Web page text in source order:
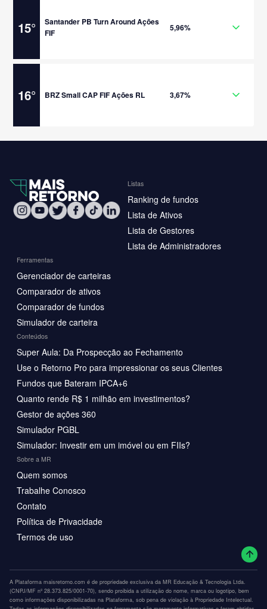
15°
Santander PB Turn Around Ações
FIF
5,96%
16° BRZ Small CAP FIF Ações RL 3,67%
Listas
Ranking de fundos
Lista de Ativos
Lista de Gestores
Lista de Administradores
Ferramentas
Gerenciador de carteiras
Comparador de ativos
Comparador de fundos
Simulador de carteira
Conteúdos
Super Aula: Da Prospecção ao Fechamento
Use o Retorno Pro para impressionar os seus Clientes
Fundos que Bateram IPCA+6
Quanto rende R$ 1 milhão em investimentos?
Gestor de ações 360
Simulador PGBL
Simulador: Investir em um imóvel ou em FIIs?
Sobre a MR
Quem somos
Trabalhe Conosco
Contato
Política de Privacidade
Termos de uso
A Plataforma maisretorno.com é de propriedade exclusiva da MR Educação & Tecnologia Ltda.
(CNPJ/MF nº 28.373.825/0001-70), sendo proibida a utilização do nome, marca ou logotipo, bem
como informações disponibilizadas na Plataforma, sob pena de violação à Propriedade Intelectual.